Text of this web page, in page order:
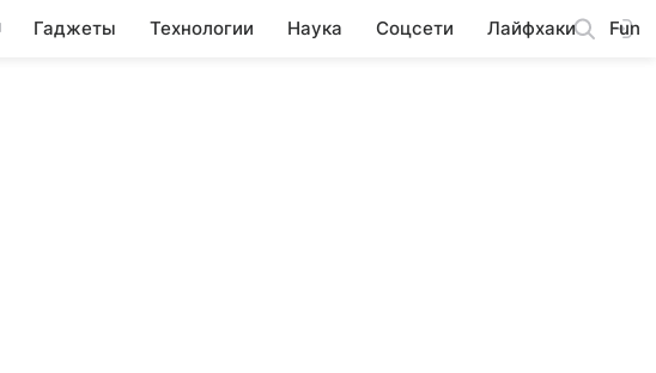
Гаджеты Технологии Наука Соцсети Лайфхаки Fun